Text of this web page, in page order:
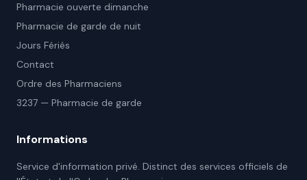
Pharmacie ouverte dimanche
Pharmacie de garde de nuit
Jours Fériés
Contact
Ordre des Pharmaciens
3237 — Pharmacie de garde
Informations
Service d'information privé. Distinct des services officiels de